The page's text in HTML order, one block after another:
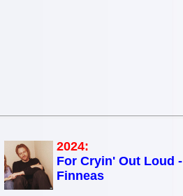
2024:
For Cryin' Out Loud -
Finneas